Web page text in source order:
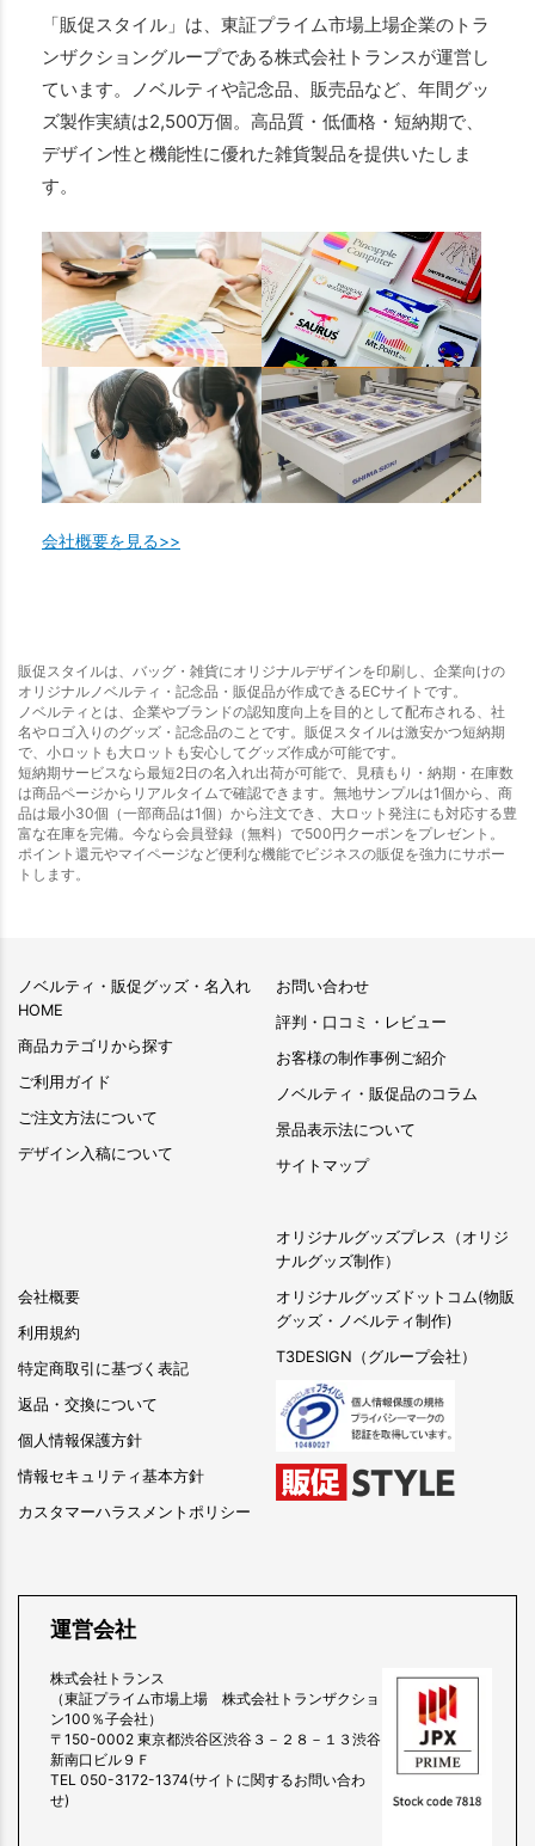
「販促スタイル」は、東証プライム市場上場企業のトラ
ンザクショングループである株式会社トランスが運営し
ています。ノベルティや記念品、販売品など、年間グッ
ズ製作実績は2,500万個。高品質・低価格・短納期で、
デザイン性と機能性に優れた雑貨製品を提供いたしま
す。
会社概要を見る>>
販促スタイルは、バッグ・雑貨にオリジナルデザインを印刷し、企業向けの
オリジナルノベルティ・記念品・販促品が作成できるECサイトです。
ノベルティとは、企業やブランドの認知度向上を目的として配布される、社
名やロゴ入りのグッズ・記念品のことです。販促スタイルは激安かつ短納期
で、小ロットも大ロットも安心してグッズ作成が可能です。
短納期サービスなら最短2日の名入れ出荷が可能で、見積もり・納期・在庫数
は商品ページからリアルタイムで確認できます。無地サンプルは1個から、商
品は最小30個（一部商品は1個）から注文でき、大ロット発注にも対応する豊
富な在庫を完備。今なら会員登録（無料）で500円クーポンをプレゼント。
ポイント還元やマイページなど便利な機能でビジネスの販促を強力にサポー
トします。
ノベルティ・販促グッズ・名入れ
HOME
商品カテゴリから探す
ご利用ガイド
ご注文方法について
デザイン入稿について
会社概要
利用規約
特定商取引に基づく表記
返品・交換について
個人情報保護方針
情報セキュリティ基本方針
カスタマーハラスメントポリシー
お問い合わせ
評判・口コミ・レビュー
お客様の制作事例ご紹介
ノベルティ・販促品のコラム
景品表示法について
サイトマップ
オリジナルグッズプレス（オリジ
ナルグッズ制作）
オリジナルグッズドットコム(物販
グッズ・ノベルティ制作)
T3DESIGN（グループ会社）
運営会社
株式会社トランス
（東証プライム市場上場 株式会社トランザクショ
ン100％子会社）
〒150-0002 東京都渋谷区渋谷３－２８－１３渋谷
新南口ビル９Ｆ
TEL 050-3172-1374(サイトに関するお問い合わ
せ)